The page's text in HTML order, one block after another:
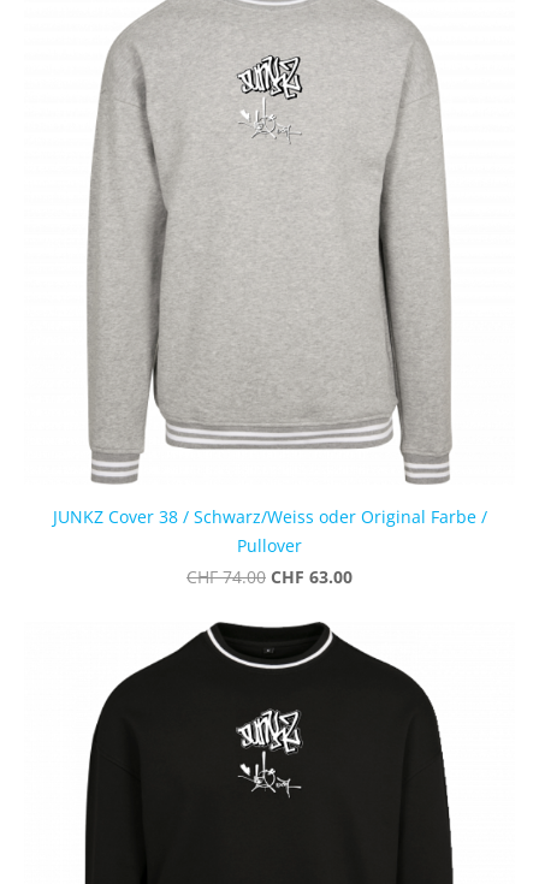
JUNKZ Cover 38 / Schwarz/Weiss oder Original Farbe /
Pullover
CHF 74.00 CHF 63.00